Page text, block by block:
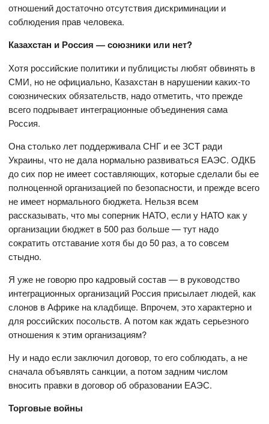
отношений достаточно отсутствия дискриминации и
соблюдения прав человека.
Казахстан и Россия — союзники или нет?
Хотя российские политики и публицисты любят обвинять в
СМИ, но не официально, Казахстан в нарушении каких-то
союзнических обязательств, надо отметить, что прежде
всего подрывает интеграционные объединения сама
Россия.
Она столько лет поддерживала СНГ и ее ЗСТ ради
Украины, что не дала нормально развиваться ЕАЭС. ОДКБ
до сих пор не имеет составляющих, которые сделали бы ее
полноценной организацией по безопасности, и прежде всего
не имеет нормального бюджета. Нельзя всем
рассказывать, что мы соперник НАТО, если у НАТО как у
организации бюджет в 500 раз больше — тут надо
сократить отставание хотя бы до 50 раз, а то совсем
стыдно.
Я уже не говорю про кадровый состав — в руководство
интеграционных организаций Россия присылает людей, как
слонов в Африке на кладбище. Впрочем, это характерно и
для российских посольств. А потом как ждать серьезного
отношения к этим организациям?
Ну и надо если заключил договор, то его соблюдать, а не
сначала объявлять санкции, а потом задним числом
вносить правки в договор об образовании ЕАЭС.
Торговые войны